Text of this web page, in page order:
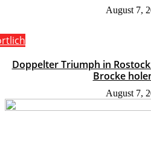
August 7,
Doppelter Triumph in
Brocke
August 7,